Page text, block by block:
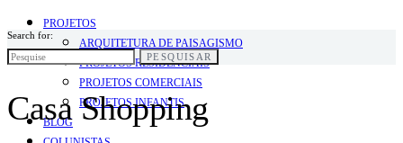
PROJETOS
ARQUITETURA DE PAISAGISMO
PROJETOS RESIDENCIAIS
PROJETOS COMERCIAIS
PROJETOS INFANTIS
BLOG
Search for:
PESQUISAR
Casa Shopping